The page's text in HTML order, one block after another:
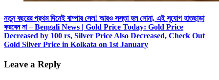
নতুন বছরের প্রথম দিনেই বাম্পার সেল! আরও সস্তা হল সোনা, এই সুযোগ হাতছাড়া
করবেন না – Bengali News | Gold Price Today: Gold Price
Decreased by 100 rs, Silver Price Also Decreased, Check Out
Gold Silver Price in Kolkata on 1st January
Leave a Reply